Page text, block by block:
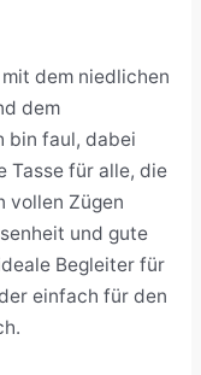
dem niedlichen
dem
bin faul, dabei
Tasse für alle, die
vollen Zügen
und gute
Begleiter für
einfach für den